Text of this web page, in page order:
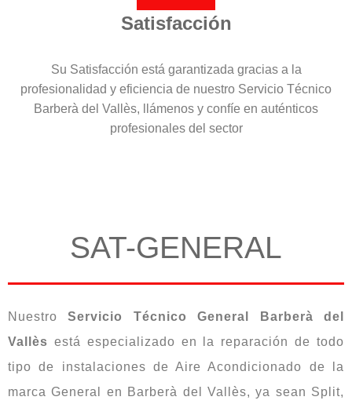
Satisfacción
Su Satisfacción está garantizada gracias a la
profesionalidad y eficiencia de nuestro Servicio Técnico
Barberà del Vallès, llámenos y confíe en auténticos
profesionales del sector
SAT-GENERAL
NuestroServicio Técnico General Barberà del
Vallès está especializado en la reparación de todo
tipo de instalaciones de Aire Acondicionado de la
marca General en Barberà del Vallès, ya sean Split,